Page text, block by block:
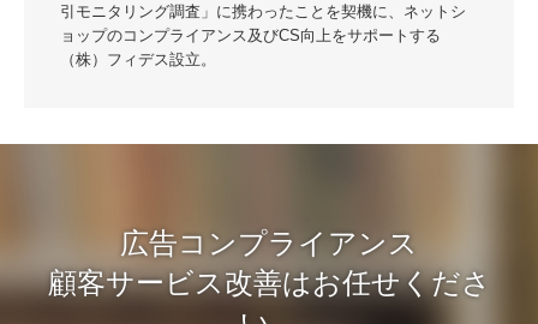
引モニタリング調査」に携わったことを契機に、ネットシ
ョップのコンプライアンス及びCS向上をサポートする
（株）フィデス設立。
広告コンプライアンス
顧客サービス改善はお任せくださ